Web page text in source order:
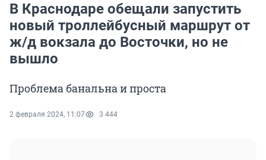
В Краснодаре обещали запустить
новый троллейбусный маршрут от
ж/д вокзала до Восточки, но не
вышло
Проблема банальна и проста
2 февраля 2024, 11:07 3 444